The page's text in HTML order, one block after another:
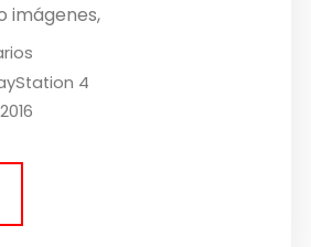
imágenes,
Y sigue aportando
de la nueva máquina que
filtradas de la
4